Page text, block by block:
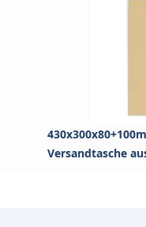
Versandtasche